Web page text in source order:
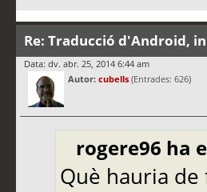
Re: Traducció d'Android,
Data: dv. abr. 25, 2014 6:44 am
Autor: cubells (Entrades: 626)
rogere96 ha
Què hauria